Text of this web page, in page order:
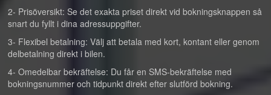
2- Prisöversikt: Se det exakta priset direkt vid bokningsknappen så
snart du fyllt i dina adressuppgifter.
3- Flexibel betalning: Välj att betala med kort, kontant eller genom
delbetalning direkt i bilen.
4- Omedelbar bekräftelse: Du får en SMS-bekräftelse med
bokningsnummer och tidpunkt direkt efter slutförd bokning.